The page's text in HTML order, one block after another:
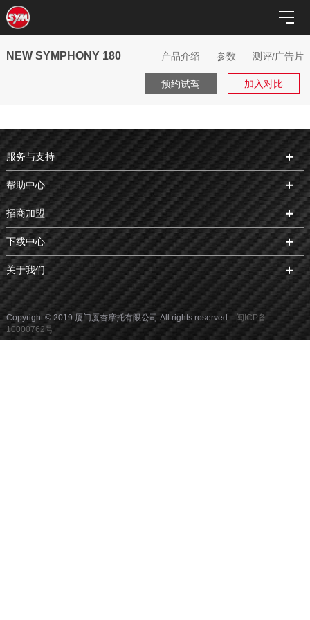
NEW SYMPHONY 180 产品介绍 参数 测评/广告片
预约试驾 加入对比
服务与支持
帮助中心
招商加盟
下载中心
关于我们
Copyright © 2019 厦门厦杏摩托有限公司 All rights reserved. 闽ICP备
10000762号